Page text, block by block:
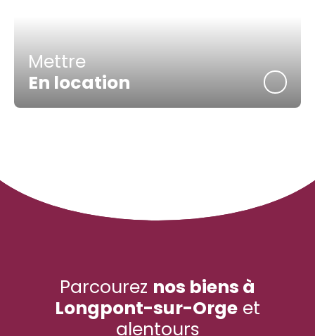
Mettre
En location
Parcourez nos biens à
Longpont-sur-Orge et
alentours